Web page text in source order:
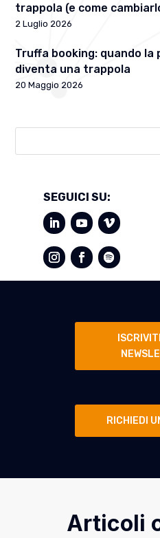
trappola (e come
2 Luglio 2026
Truffa booking: quando la
diventa una trappola
20 Maggio 2026
SEGUICI SU:
RICHIEDI
Articoli